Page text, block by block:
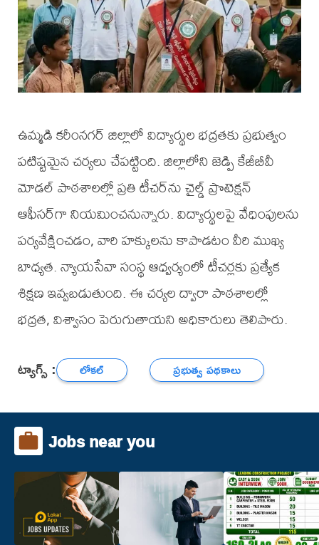
ఉమ్మడి కరీంనగర్ జిల్లాలో విద్యార్థుల భద్రతకు ప్రభుత్వం
పటిష్టమైన చర్యలు చేపట్టింది. జిల్లాలోని జెడ్పి కేజీబీవీ
మోడల్ పాఠశాలల్లో ప్రతి టీచర్‌ను చైల్డ్ ప్రొటెక్షన్
ఆఫీసర్‌గా నియమించనున్నారు. విద్యార్థులపై వేధింపులను
పర్యవేక్షించడం, వారి హక్కులను కాపాడటం వీరి ముఖ్య
బాధ్యత. న్యాయసేవా సంస్థ ఆధ్వర్యంలో టీచర్లకు ప్రత్యేక
శిక్షణ ఇవ్వబడుతుంది. ఈ చర్యల ద్వారా పాఠశాలల్లో
భద్రత, విశ్వాసం పెరుగుతాయని అధికారులు తెలిపారు.
ట్యాగ్స్ : లోకల్ ప్రభుత్వ పథకాలు
Jobs near you